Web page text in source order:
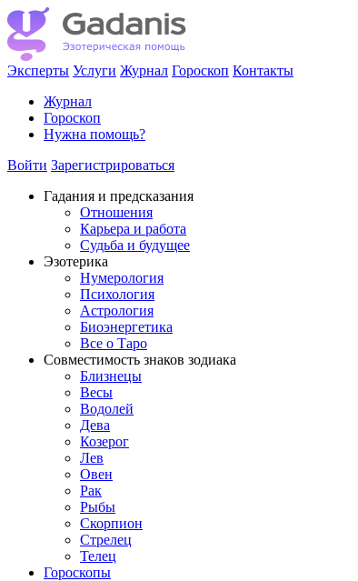
Эксперты Услуги Журнал Гороскоп Контакты
Журнал
Гороскоп
Нужна помощь?
Войти Зарегистрироваться
Гадания и предсказания
Отношения
Карьера и работа
Cудьба и будущее
Эзотерика
Нумерология
Психология
Астрология
Биоэнергетика
Все о Таро
Совместимость знаков зодиака
Близнецы
Весы
Водолей
Дева
Козерог
Лев
Овен
Рак
Рыбы
Скорпион
Стрелец
Телец
Гороскопы